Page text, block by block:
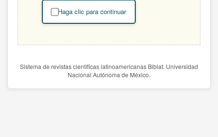
Haga clic para continuar
Sistema de revistas científicas latinoamericanas Biblat. Universidad
Nacional Autónoma de México.